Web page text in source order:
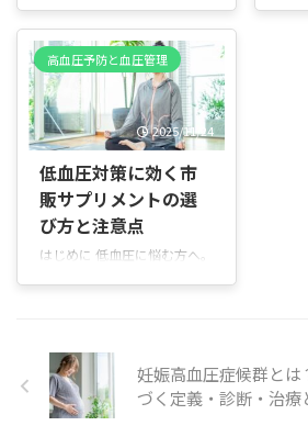
やストレスに穏やかに作用し
ます。 摂取後すぐに劇的な変
化を起こす成分ではなく、一
定量を継続して取り入れるこ
とで、日常の血圧変動を安定
させる方向に働くことが特徴
です。 ...
い、
の女性がプラセンタサプリメ
ントを使って症状緩和を目指
すときに知っておきたい情報
を、分かりやすくまとめまし
た。基礎知識から効果、注射
との違い、人気商品、選び
的に解説します。 誰に向けて
いるか のぼせ、冷え、疲れや
すさ、肌の変化など更年期の
不調に悩む方を主な対象にし
に触れる方でも読みやすいよ
注意点 各章は独立して読めま
すが、順に読むと理解が深ま
ります。本書は情報提供を目
的とした ...
点ま
す。
高血圧予防と血圧管理
2025/11/24
低血圧対策に効く市
販サプリメントの選
び方と注意点
はじめに 低血圧に悩む方へ。
漢方薬をわかりやすく解説し
ます。 目的と対象読者 日常
的に立ちくらみや疲れやすさ
妊娠高血圧症候群と
づく定義・診断・治